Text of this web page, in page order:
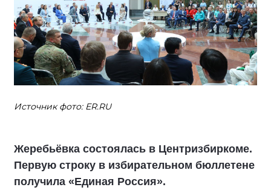
Источник фото: ER.RU
Жеребьёвка состоялась в Центризбиркоме.
Первую строку в избирательном бюллетене
получила «Единая Россия».